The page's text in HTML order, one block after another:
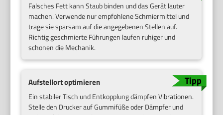
Falsches Fett kann Staub binden und das Gerät lauter
machen. Verwende nur empfohlene Schmiermittel und
trage sie sparsam auf die angegebenen Stellen auf.
Richtig geschmierte Führungen laufen ruhiger und
schonen die Mechanik.
Aufstellort optimieren
Ein stabiler Tisch und Entkopplung dämpfen Vibrationen.
Stelle den Drucker auf Gummifüße oder Dämpfer und